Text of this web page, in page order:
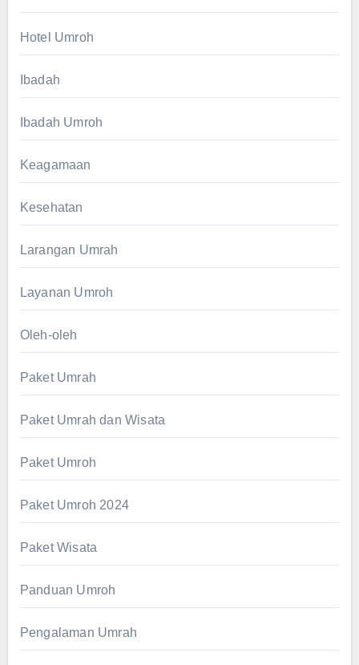
Hotel Umroh
Ibadah
Ibadah Umroh
Keagamaan
Kesehatan
Larangan Umrah
Layanan Umroh
Oleh-oleh
Paket Umrah
Paket Umrah dan Wisata
Paket Umroh
Paket Umroh 2024
Paket Wisata
Panduan Umroh
Pengalaman Umrah